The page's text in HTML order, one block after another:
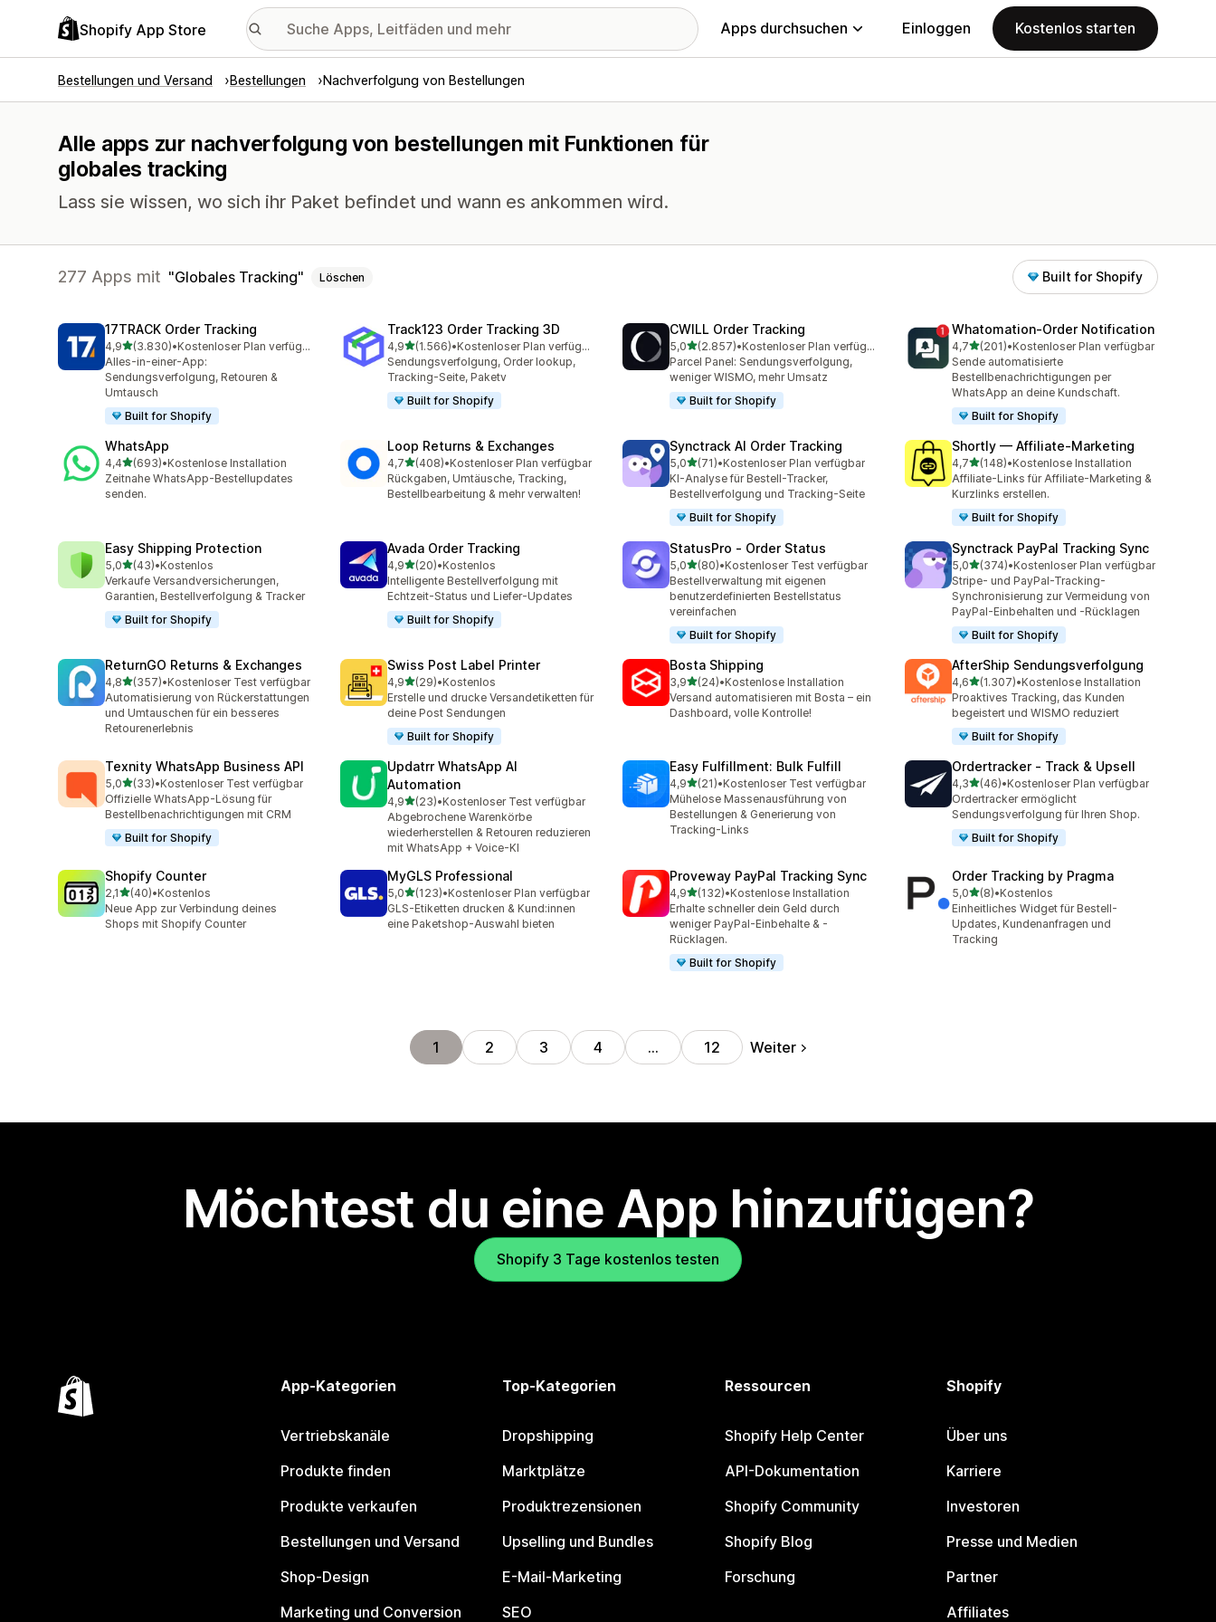
Shopify App Store Apps durchsuchen Einloggen Kostenlos starten
Bestellungen und Versand Bestellungen Nachverfolgung von Bestellungen
Alle apps zur nachverfolgung von bestellungen mit Funktionen für
globales tracking
Lass sie wissen, wo sich ihr Paket befindet und wann es ankommen wird.
277 Apps mit Globales Tracking Löschen Built for Shopify
17TRACK Order Tracking
4,9von 5 Sternen
(3.830)
3830 Rezensionen insgesamt
•
Kostenloser Plan verfügbar
Alles-in-einer-App:
Sendungsverfolgung, Retouren &
Umtausch
Built for Shopify
Track123 Order Tracking 3D
4,9von 5 Sternen
(1.566)
1566 Rezensionen insgesamt
•
Kostenloser Plan verfügbar
Sendungsverfolgung, Order lookup,
Tracking-Seite, Paketv
Built for Shopify
CWILL Order Tracking
5,0von 5 Sternen
(2.857)
2857 Rezensionen insgesamt
•
Kostenloser Plan verfügbar
Parcel Panel: Sendungsverfolgung,
weniger WISMO, mehr Umsatz
Built for Shopify
Whatomation‑Order Notification
4,7von 5 Sternen
(201)
201 Rezensionen insgesamt
•Kostenloser Plan verfügbar
Sende automatisierte
Bestellbenachrichtigungen per
WhatsApp an deine Kundschaft.
Built for Shopify
WhatsApp
4,4von 5 Sternen
(693)
693 Rezensionen insgesamt
•Kostenlose Installation
Zeitnahe WhatsApp-Bestellupdates
senden.
Loop Returns & Exchanges
4,7von 5 Sternen
(408)
408 Rezensionen insgesamt
•Kostenloser Plan verfügbar
Rückgaben, Umtäusche, Tracking,
Bestellbearbeitung & mehr verwalten!
Synctrack AI Order Tracking
5,0von 5 Sternen
(71)
71 Rezensionen insgesamt
•Kostenloser Plan verfügbar
KI-Analyse für Bestell-Tracker,
Bestellverfolgung und Tracking-Seite
Built for Shopify
Shortly — Affiliate‑Marketing
4,7von 5 Sternen
(148)
148 Rezensionen insgesamt
•Kostenlose Installation
Affiliate-Links für Affiliate-Marketing &
Kurzlinks erstellen.
Built for Shopify
Easy Shipping Protection
5,0von 5 Sternen
(43)
43 Rezensionen insgesamt
•Kostenlos
Verkaufe Versandversicherungen,
Garantien, Bestellverfolgung & Tracker
Built for Shopify
Avada Order Tracking
4,9von 5 Sternen
(20)
20 Rezensionen insgesamt
•Kostenlos
Intelligente Bestellverfolgung mit
Echtzeit-Status und Liefer-Updates
Built for Shopify
StatusPro ‑ Order Status
5,0von 5 Sternen
(80)
80 Rezensionen insgesamt
•Kostenloser Test verfügbar
Bestellverwaltung mit eigenen
benutzerdefinierten Bestellstatus
vereinfachen
Built for Shopify
Synctrack PayPal Tracking Sync
5,0von 5 Sternen
(374)
374 Rezensionen insgesamt
•Kostenloser Plan verfügbar
Stripe- und PayPal-Tracking-
Synchronisierung zur Vermeidung von
PayPal-Einbehalten und -Rücklagen
Built for Shopify
ReturnGO Returns & Exchanges
4,8von 5 Sternen
(357)
357 Rezensionen insgesamt
•Kostenloser Test verfügbar
Automatisierung von Rückerstattungen
und Umtauschen für ein besseres
Retourenerlebnis
Swiss Post Label Printer
4,9von 5 Sternen
(29)
29 Rezensionen insgesamt
•Kostenlos
Erstelle und drucke Versandetiketten für
deine Post Sendungen
Built for Shopify
Bosta Shipping
3,9von 5 Sternen
(24)
24 Rezensionen insgesamt
•Kostenlose Installation
Versand automatisieren mit Bosta – ein
Dashboard, volle Kontrolle!
AfterShip Sendungsverfolgung
4,6von 5 Sternen
(1.307)
1307 Rezensionen insgesamt
•Kostenlose Installation
Proaktives Tracking, das Kunden
begeistert und WISMO reduziert
Built for Shopify
Texnity WhatsApp Business API
5,0von 5 Sternen
(33)
33 Rezensionen insgesamt
•Kostenloser Test verfügbar
Offizielle WhatsApp-Lösung für
Bestellbenachrichtigungen mit CRM
Built for Shopify
Updatrr WhatsApp AI
Automation
4,9von 5 Sternen
(23)
23 Rezensionen insgesamt
•Kostenloser Test verfügbar
Abgebrochene Warenkörbe
wiederherstellen & Retouren reduzieren
mit WhatsApp + Voice-KI
Easy Fulfillment: Bulk Fulfill
4,9von 5 Sternen
(21)
21 Rezensionen insgesamt
•Kostenloser Test verfügbar
Mühelose Massenausführung von
Bestellungen & Generierung von
Tracking-Links
Ordertracker ‑ Track & Upsell
4,3von 5 Sternen
(46)
46 Rezensionen insgesamt
•Kostenloser Plan verfügbar
Ordertracker ermöglicht
Sendungsverfolgung für Ihren Shop.
Built for Shopify
Shopify Counter
2,1von 5 Sternen
(40)
40 Rezensionen insgesamt
•Kostenlos
Neue App zur Verbindung deines
Shops mit Shopify Counter
MyGLS Professional
5,0von 5 Sternen
(123)
123 Rezensionen insgesamt
•Kostenloser Plan verfügbar
GLS-Etiketten drucken & Kund:innen
eine Paketshop-Auswahl bieten
Proveway PayPal Tracking Sync
4,9von 5 Sternen
(132)
132 Rezensionen insgesamt
•Kostenlose Installation
Erhalte schneller dein Geld durch
weniger PayPal-Einbehalte & -
Rücklagen.
Built for Shopify
Order Tracking by Pragma
5,0von 5 Sternen
(8)
8 Rezensionen insgesamt
•Kostenlos
Einheitliches Widget für Bestell-
Updates, Kundenanfragen und
Tracking
1 2 3 4 … 12 Weiter
Möchtest du eine App hinzufügen?
Shopify 3 Tage kostenlos testen
App-Kategorien
Vertriebskanäle
Produkte finden
Produkte verkaufen
Bestellungen und Versand
Shop-Design
Marketing und Conversion
Top-Kategorien
Dropshipping
Marktplätze
Produktrezensionen
Upselling und Bundles
E-Mail-Marketing
SEO
Ressourcen
Shopify Help Center
API-Dokumentation
Shopify Community
Shopify Blog
Forschung
Shopify
Über uns
Karriere
Investoren
Presse und Medien
Partner
Affiliates